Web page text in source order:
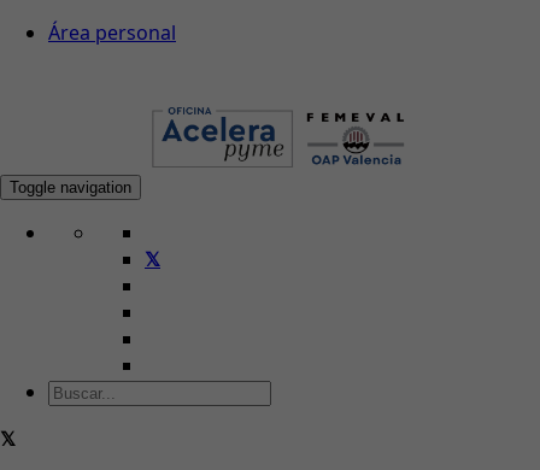
Área personal
Toggle navigation